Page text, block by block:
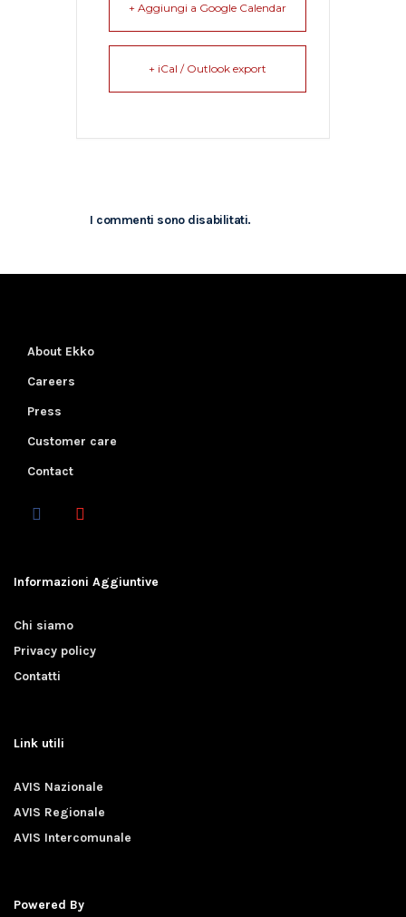
+ Aggiungi a Google Calendar
+ iCal / Outlook export
I commenti sono disabilitati.
About Ekko
Careers
Press
Customer care
Contact
Informazioni Aggiuntive
Chi siamo
Privacy policy
Contatti
Link utili
AVIS Nazionale
AVIS Regionale
AVIS Intercomunale
Powered By